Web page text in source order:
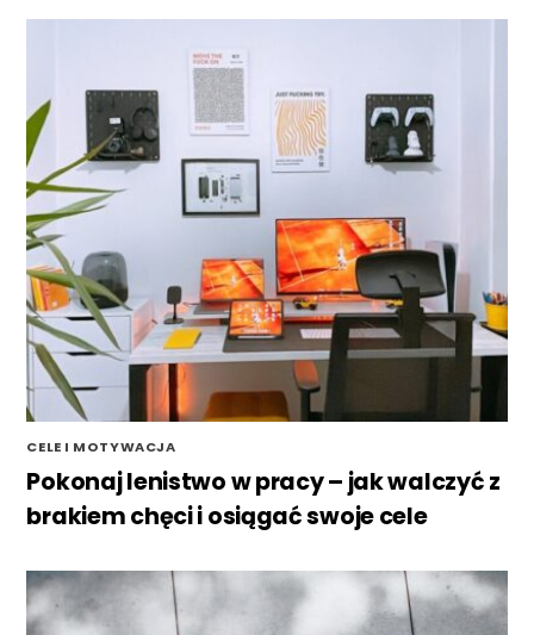
CELE I MOTYWACJA
Pokonaj lenistwo w pracy – jak walczyć z
brakiem chęci i osiągać swoje cele